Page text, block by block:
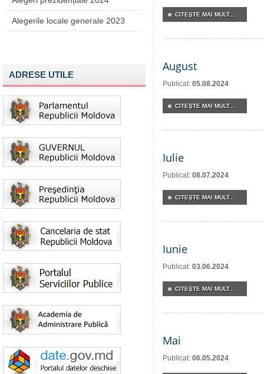
Alegerile locale generale 2023
ADRESE UTILE
CITEŞTE MAI MULT...
August
Publicat: 05.08.2024
CITEŞTE MAI MULT...
Iulie
Publicat: 08.07.2024
CITEŞTE MAI MULT...
Iunie
Publicat: 03.06.2024
CITEŞTE MAI MULT...
Mai
Publicat: 06.05.2024